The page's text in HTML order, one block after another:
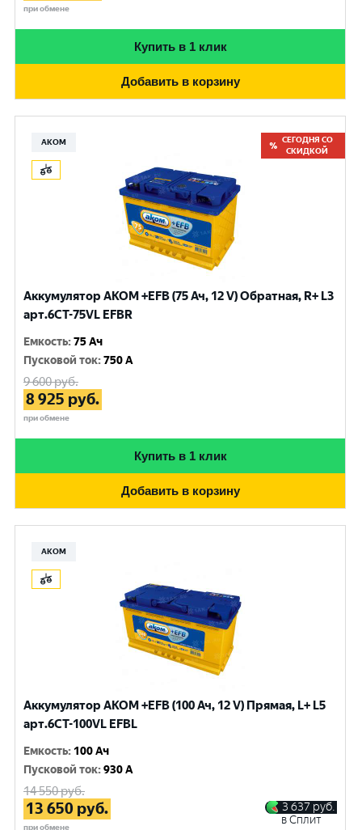
при обмене
Купить в 1 клик
Добавить в корзину
АКОМ
СЕГОДНЯ СО
СКИДКОЙ
Аккумулятор AKOM +EFB (75 Ач, 12 V) Обратная, R+ L3
арт.6СТ-75VL EFBR
Емкость:75 Ач
Пусковой ток:750 A
9 600руб.
8 925 руб.
при обмене
Купить в 1 клик
Добавить в корзину
АКОМ
Аккумулятор AKOM +EFB (100 Ач, 12 V) Прямая, L+ L5
арт.6СТ-100VL EFBL
Емкость: 100 Ач
Пусковой ток:930 A
14 550руб.
13 650 руб.
при обмене
3 637 руб.
в Сплит